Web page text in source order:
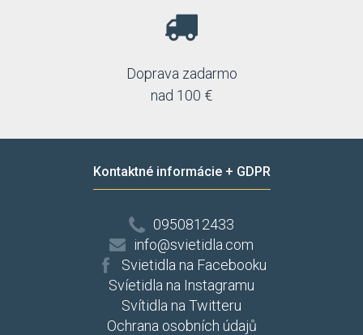
Doprava zadarmo
nad 100 €
Kontaktné informácie + GDPR
0950812433
info@svietidla.com
Svietidla na Facebooku
Svíetidla na Instagramu
Svítidla na Twitteru
Ochrana osobních údajů